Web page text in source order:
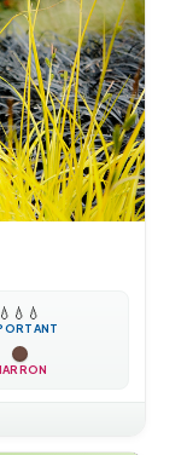
💧 💧 💧